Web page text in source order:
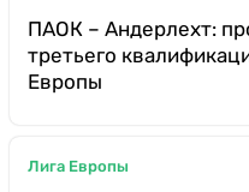
ПАОК – Андерлехт:
третьего
Европы
Лига Европы